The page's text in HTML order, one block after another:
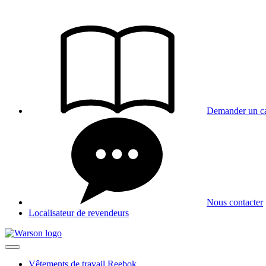
Demander un
Nous contacter
Localisateur de revendeurs
Vêtements de travail Reebok